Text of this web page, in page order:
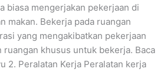
biasa mengerjakan pekerjaan di
makan. Bekerja pada ruangan
yang mengakibatkan pekerjaan
khusus untuk bekerja. Baca
2. Peralatan Kerja Peralatan kerja